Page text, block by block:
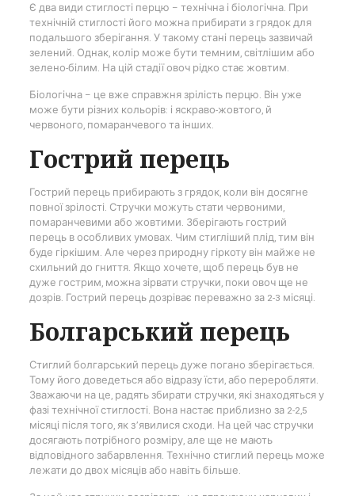
Є два види стиглості перцю – технічна і біологічна. При
технічній стиглості його можна прибирати з грядок для
подальшого зберігання. У такому стані перець зазвичай
зелений. Однак, колір може бути темним, світлішим або
зелено-білим. На цій стадії овоч рідко стає жовтим.
Біологічна – це вже справжня зрілість перцю. Він уже
може бути різних кольорів: і яскраво-жовтого, й
червоного, помаранчевого та інших.
Гострий перець
Гострий перець прибирають з грядок, коли він досягне
повної зрілості. Стручки можуть стати червоними,
помаранчевими або жовтими. Зберігають гострий
перець в особливих умовах. Чим стигліший плід, тим він
буде гіркішим. Але через природну гіркоту він майже не
схильний до гниття. Якщо хочете, щоб перець був не
дуже гострим, можна зірвати стручки, поки овоч ще не
дозрів. Гострий перець дозріває переважно за 2-3 місяці.
Болгарський перець
Стиглий болгарський перець дуже погано зберігається.
Тому його доведеться або відразу їсти, або переробляти.
Зважаючи на це, радять збирати стручки, які знаходяться у
фазі технічної стиглості. Вона настає приблизно за 2-2,5
місяці після того, як з’явилися сходи. На цей час стручки
досягають потрібного розміру, але ще не мають
відповідного забарвлення. Технічно стиглий перець може
лежати до двох місяців або навіть більше.